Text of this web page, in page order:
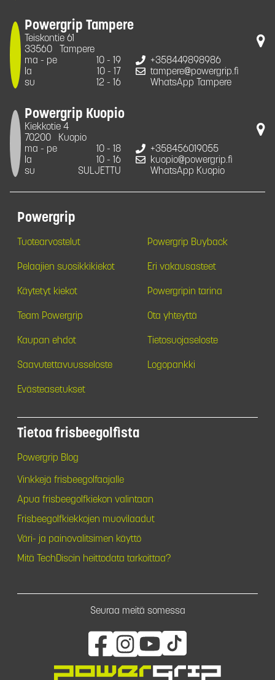
Powergrip Tampere
Teiskontie 61
33560
Tampere
ma - pe
10 - 19
la
10 - 17
su
12 - 16
+358449898986
tampere@powergrip.fi
WhatsApp Tampere
Powergrip Kuopio
Kiekkotie 4
70200
Kuopio
ma - pe
10 - 18
la
10 - 16
su
SULJETTU
+358456019055
kuopio@powergrip.fi
WhatsApp Kuopio
Powergrip
Tuotearvostelut Powergrip Buyback
Pelaajien suosikkikiekot Eri vakausasteet
Käytetyt kiekot Powergripin tarina
Team Powergrip Ota yhteyttä
Kaupan ehdot Tietosuojaseloste
Saavutettavuusseloste Logopankki
Evästeasetukset
Tietoa frisbeegolfista
Powergrip Blog
Vinkkejä frisbeegolfaajalle
Apua frisbeegolfkiekon valintaan
Frisbeegolfkiekkojen muovilaadut
Väri- ja painovalitsimen käyttö
Mitä TechDiscin heittodata tarkoittaa?
Seuraa meitä somessa